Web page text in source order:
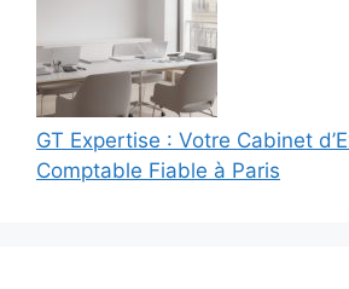
GT Expertise : Votre Cabinet
Comptable Fiable à Paris